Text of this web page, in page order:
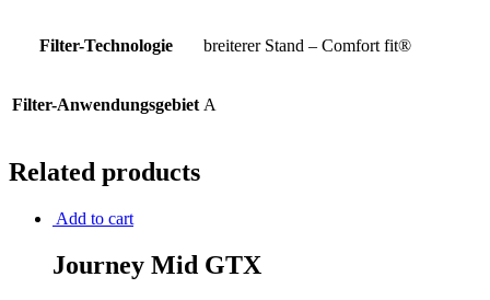
Filter-Technologie breiterer Stand – Comfort fit®
Filter-Anwendungsgebiet A
Related products
Add to cart
Journey Mid GTX